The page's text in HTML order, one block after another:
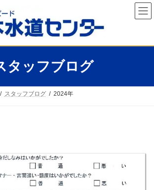
タッフブログ
スタッフブログ 2024年